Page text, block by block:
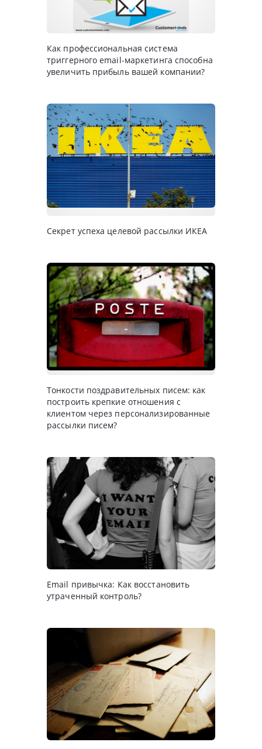
Как профессиональная система
триггерного email-маркетинга способна
увеличить прибыль вашей компании?
Секрет успеха целевой рассылки ИКЕА
Тонкости поздравительных писем: как
построить крепкие отношения с
клиентом через персонализированные
рассылки писем?
Email привычка: Как восстановить
утраченный контроль?